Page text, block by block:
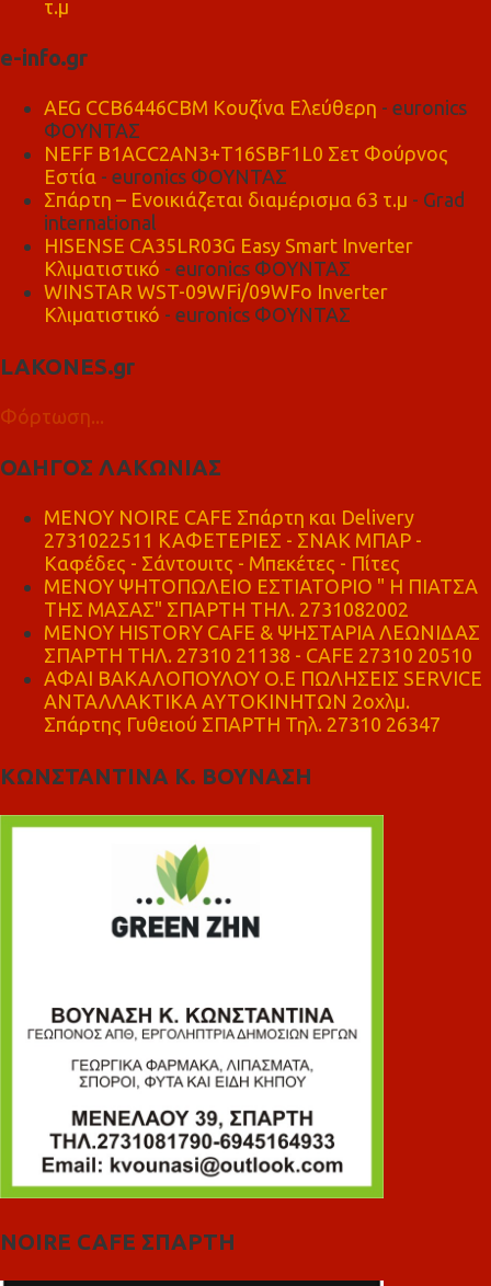
τ.μ
e-info.gr
AEG CCB6446CBM Κουζίνα Ελεύθερη - euronics
ΦΟΥΝΤΑΣ
NEFF B1ACC2AN3+T16SBF1L0 Σετ Φούρνος
Εστία - euronics ΦΟΥΝΤΑΣ
Σπάρτη – Ενοικιάζεται διαμέρισμα 63 τ.μ - Grad
international
HISENSE CA35LR03G Easy Smart Inverter
Κλιματιστικό - euronics ΦΟΥΝΤΑΣ
WINSTAR WST-09WFi/09WFo Inverter
Κλιματιστικό - euronics ΦΟΥΝΤΑΣ
LAKONES.gr
Φόρτωση...
ΟΔΗΓΟΣ ΛΑΚΩΝΙΑΣ
MENOY NOIRE CAFE Σπάρτη και Delivery
2731022511 ΚΑΦΕΤΕΡΙΕΣ - ΣΝΑΚ ΜΠΑΡ -
Καφέδες - Σάντουιτς - Μπεκέτες - Πίτες
ΜΕΝΟΥ ΨΗΤΟΠΩΛΕΙΟ ΕΣΤΙΑΤΟΡΙΟ " Η ΠΙΑΤΣΑ
ΤΗΣ ΜΑΣΑΣ" ΣΠΑΡΤΗ ΤΗΛ. 2731082002
ΜΕΝΟΥ HISTORY CAFE & ΨΗΣΤΑΡΙΑ ΛΕΩΝΙΔΑΣ
ΣΠΑΡΤΗ ΤΗΛ. 27310 21138 - CAFE 27310 20510
ΑΦΑΙ ΒΑΚΑΛΟΠΟΥΛΟΥ Ο.Ε ΠΩΛΗΣΕΙΣ SERVICE
ΑΝΤΑΛΛΑΚΤΙΚΑ ΑΥΤΟΚΙΝΗΤΩΝ 2οχλμ.
Σπάρτης Γυθειού ΣΠΑΡΤΗ Τηλ. 27310 26347
ΚΩΝΣΤΑΝΤΙΝΑ Κ. ΒΟΥΝΑΣΗ
NOIRE CAFE ΣΠΑΡΤΗ